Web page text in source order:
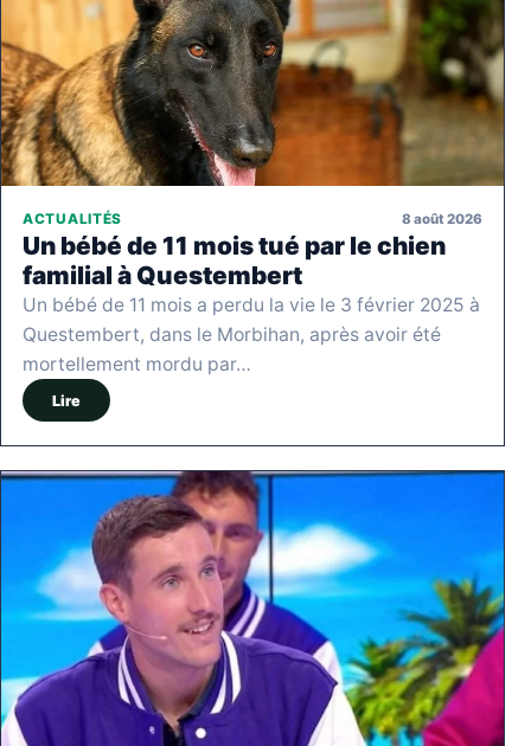
ACTUALITÉS 8 août 2026
Un bébé de 11 mois tué par le chien
familial à Questembert
Un bébé de 11 mois a perdu la vie le 3 février 2025 à
Questembert, dans le Morbihan, après avoir été
mortellement mordu par…
Lire